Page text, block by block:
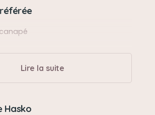
joyeux, rempli d’amour
Lire la suite
Hasko